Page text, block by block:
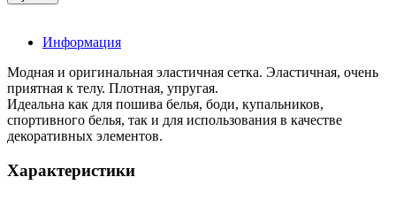
Информация
Модная и оригинальная эластичная сетка. Эластичная, очень
приятная к телу. Плотная, упругая.
Идеальна как для пошива белья, боди, купальников,
спортивного белья, так и для использования в качестве
декоративных элементов.
Характеристики